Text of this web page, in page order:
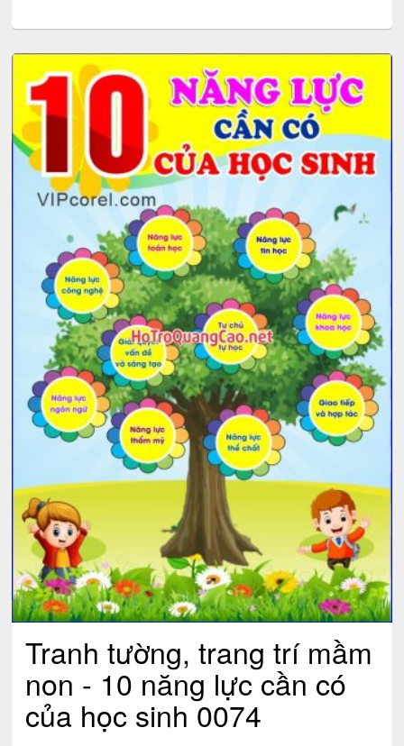
Tranh tường, trang trí mầm
non - 10 năng lực cần có
của học sinh 0074